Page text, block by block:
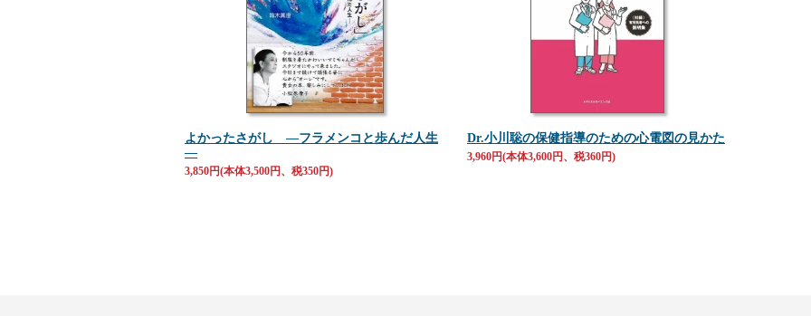
よかったさがし ―フラメンコと歩んだ人生
―
3,850円(本体3,500円、税350円)
Dr.小川聡の保健指導のための心電図の見かた
3,960円(本体3,600円、税360円)